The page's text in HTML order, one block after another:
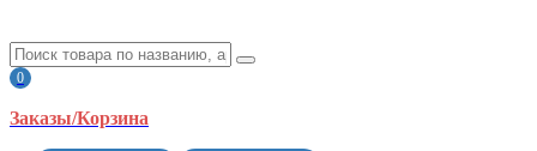
0
Заказы/Корзина